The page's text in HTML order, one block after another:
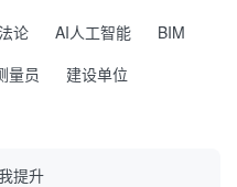
论 AI人工智能
BIM
量员
建设单位
提升